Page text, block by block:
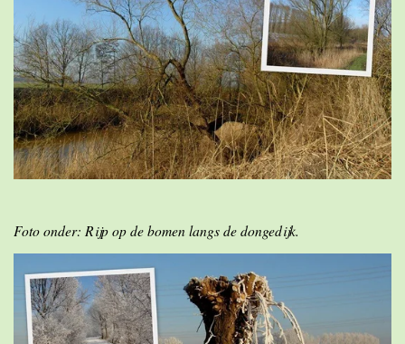
Foto onder: Rijp op de bomen langs de dongedijk.